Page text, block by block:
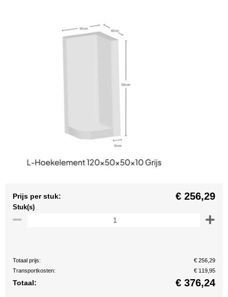
Prijs per stuk: € 256,29
Stuk(s)
Totaal prijs:
€ 256,29
Transportkosten:
€ 119,95
Totaal: € 376,24